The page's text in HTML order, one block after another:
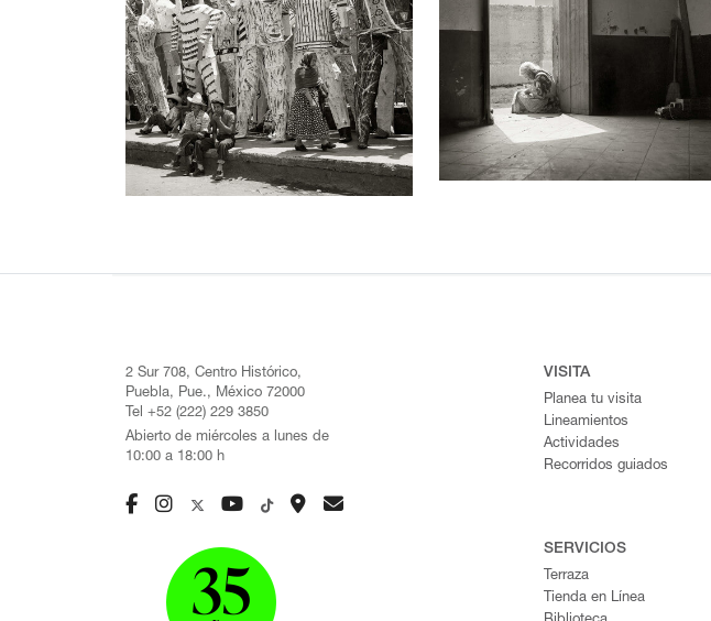
2 Sur 708, Centro Histórico,
Puebla, Pue., México 72000
Tel +52 (222) 229 3850
Abierto de miércoles a lunes de
10:00 a 18:00 h
VISITA
Planea tu visita
Lineamientos
Actividades
Recorridos guiados
SERVICIOS
Terraza
Tienda en Línea